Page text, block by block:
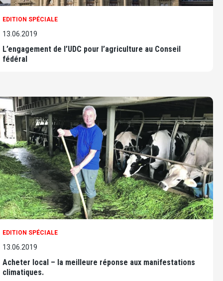
EDITION SPÉCIALE
13.06.2019
L’engagement de l’UDC pour l’agriculture au Conseil
fédéral
EDITION SPÉCIALE
13.06.2019
Acheter local – la meilleure réponse aux manifestations
climatiques.